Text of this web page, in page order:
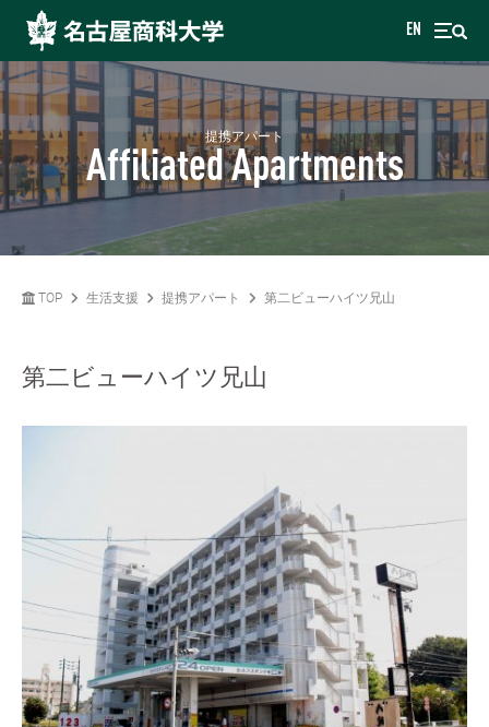
EN
提携アパート
Affiliated Apartments
TOP 生活支援 提携アパート 第二ビューハイツ兄山
第二ビューハイツ兄山